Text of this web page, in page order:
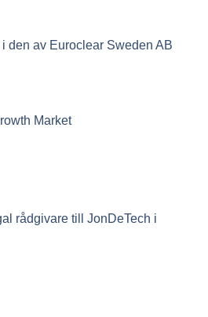
den av Euroclear Sweden AB
Market
rådgivare till JonDeTech i